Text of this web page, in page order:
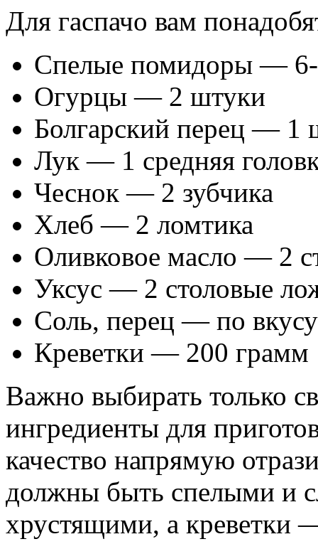
Для гаспачо вам
Спелые помидоры —
Огурцы — 2 штуки
Болгарский перец — 1
Лук — 1 средняя
Чеснок — 2 зубчика
Хлеб — 2 ломтика
Оливковое масло — 2
Уксус — 2 столовые
Соль, перец — по вкусу
Креветки — 200 грамм
Важно выбирать только
ингредиенты для
качество напрямую
должны быть спелыми и
хрустящими, а креветки